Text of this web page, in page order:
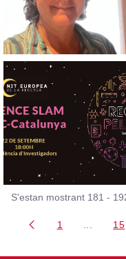
S'estan mostrant 181 -
Pàgina
1 15